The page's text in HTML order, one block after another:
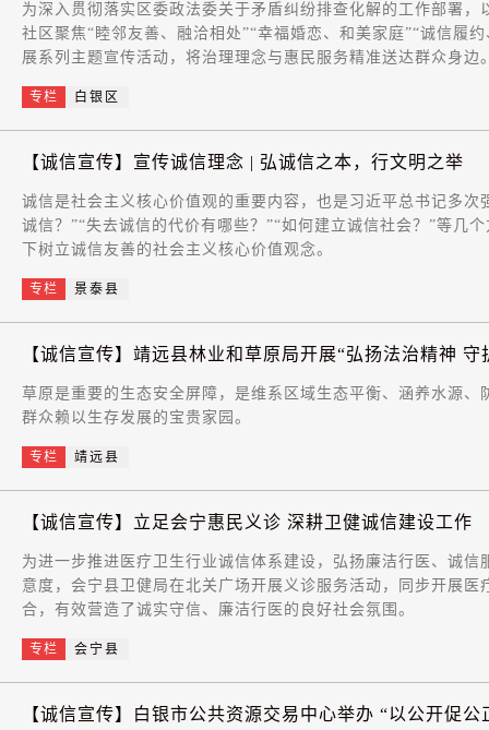
为深入贯彻落实区委政法委关于矛盾纠纷排查化解的工作部署
社区聚焦“睦邻友善、融洽相处”“幸福婚恋、和美家庭”“诚信履
展系列主题宣传活动，将治理理念与惠民服务精准送达群众身边
专栏 白银区
【诚信宣传】宣传诚信理念 | 弘诚信之本，行文明之举
诚信是社会主义核心价值观的重要内容，也是习近平总书记多
诚信？”“失去诚信的代价有哪些？”“如何建立诚信社会？”等几
下树立诚信友善的社会主义核心价值观念。
专栏 景泰县
【诚信宣传】靖远县林业和草原局开展“弘扬法治精神 守
草原是重要的生态安全屏障，是维系区域生态平衡、涵养水源
群众赖以生存发展的宝贵家园。
专栏 靖远县
【诚信宣传】立足会宁惠民义诊 深耕卫健诚信建设工作
为进一步推进医疗卫生行业诚信体系建设，弘扬廉洁行医、诚
意度，会宁县卫健局在北关广场开展义诊服务活动，同步开展
合，有效营造了诚实守信、廉洁行医的良好社会氛围。
专栏 会宁县
【诚信宣传】白银市公共资源交易中心举办 “以公开促公